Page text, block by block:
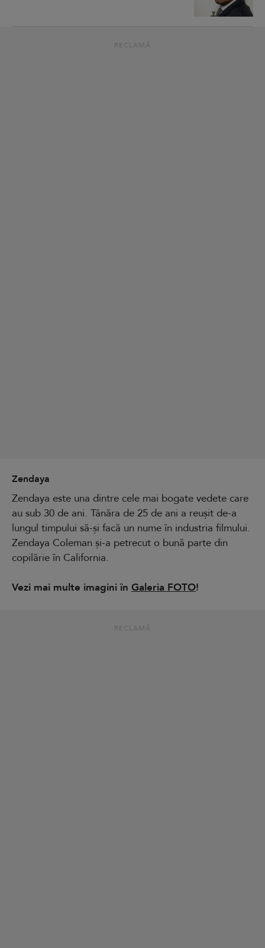
RECLAMĂ
Zendaya
Zendaya este una dintre cele mai bogate vedete care
au sub 30 de ani. Tânăra de 25 de ani a reușit de-a
lungul timpului să-și facă un nume în industria filmului.
Zendaya Coleman și-a petrecut o bună parte din
copilărie în California.
Vezi mai multe imagini în Galeria FOTO!
RECLAMĂ